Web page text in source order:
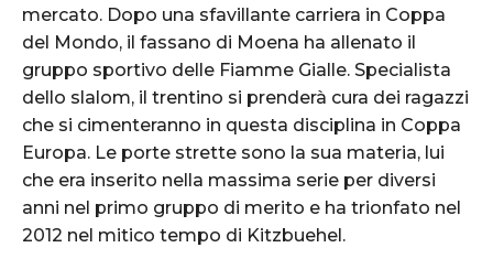
mercato. Dopo una sfavillante carriera in Coppa
del Mondo, il fassano di Moena ha allenato il
gruppo sportivo delle Fiamme Gialle. Specialista
dello slalom, il trentino si prenderà cura dei ragazzi
che si cimenteranno in questa disciplina in Coppa
Europa. Le porte strette sono la sua materia, lui
che era inserito nella massima serie per diversi
anni nel primo gruppo di merito e ha trionfato nel
2012 nel mitico tempo di Kitzbuehel.